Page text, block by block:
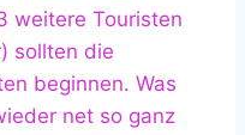
weitere Touristen
sollten die
beginnen. Was
net so ganz